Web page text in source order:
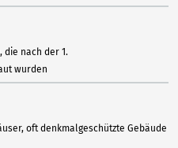
nach der 1.
wurden
oft denkmalgeschützte Gebäude